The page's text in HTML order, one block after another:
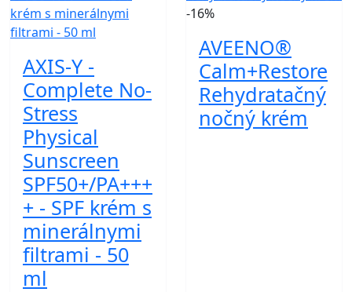
AXIS-Y -
Complete No-
Stress
Physical
Sunscreen
SPF50+/PA+++
+ - SPF krém s
minerálnymi
filtrami - 50
ml
-16%
AVEENO®
Calm+Restore
Rehydratačný
nočný krém